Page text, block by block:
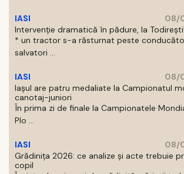
IASI
08/
Intervenție dramatică în pădure, la Todirești!
* un tractor s-a răsturnat peste
salvatori ...
IASI
08/
Iaşul are patru medaliate la Campionatul
canotaj-juniori
În prima zi de finale la Campionatele
Plo ...
IASI
08/
Grădinița 2026: ce analize și acte trebuie
copil